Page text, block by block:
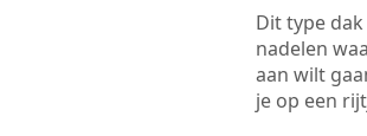
Dit type
nadelen
aan wilt
je op een